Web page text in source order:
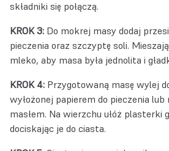
składniki się połączą.
KROK 3: Do mokrej masy dodaj
pieczenia oraz szczyptę soli.
mleko, aby masa była jednolita i
KROK 4: Przygotowaną masę wylej
wyłożonej papierem do pieczenia lub
masłem. Na wierzchu ułóż plasterki
dociskając je do ciasta.